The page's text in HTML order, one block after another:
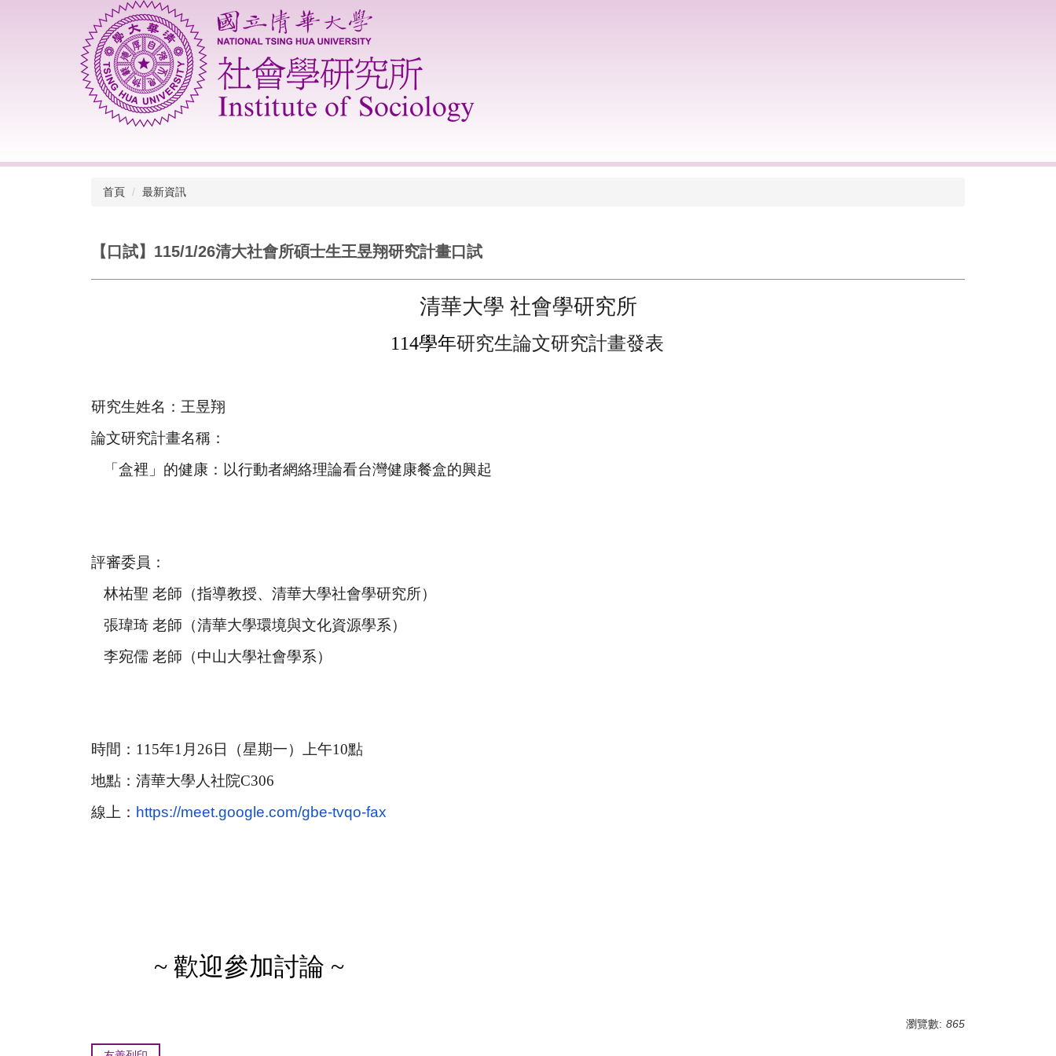
首頁 最新資訊
【口試】115/1/26清大社會所碩士生王昱翔研究計畫口試
清華大學 社會學研究所
114學年研究生論文研究計畫發表
研究生姓名：王昱翔
論文研究計畫名稱：
「盒裡」的健康：以行動者網絡理論看台灣健康餐盒的興起
評審委員：
林祐聖 老師（指導教授、清華大學社會學研究所）
張瑋琦 老師（清華大學環境與文化資源學系）
李宛儒 老師（中山大學社會學系）
時間： 115年1 月26日（星期一） 上午10點
地點：清華大學人社院C306
線上： https://meet.google.com/gbe-tvqo-fax
~ 歡迎參加討論 ~
瀏覽數: 865